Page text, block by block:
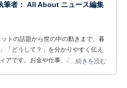
筆者： All About ニュース編集
ットの話題から世の中の動きまで、暮
「どうして？」を分かりやすく伝え
アです。お金や仕事、恋愛、ITに関
...続きを読む